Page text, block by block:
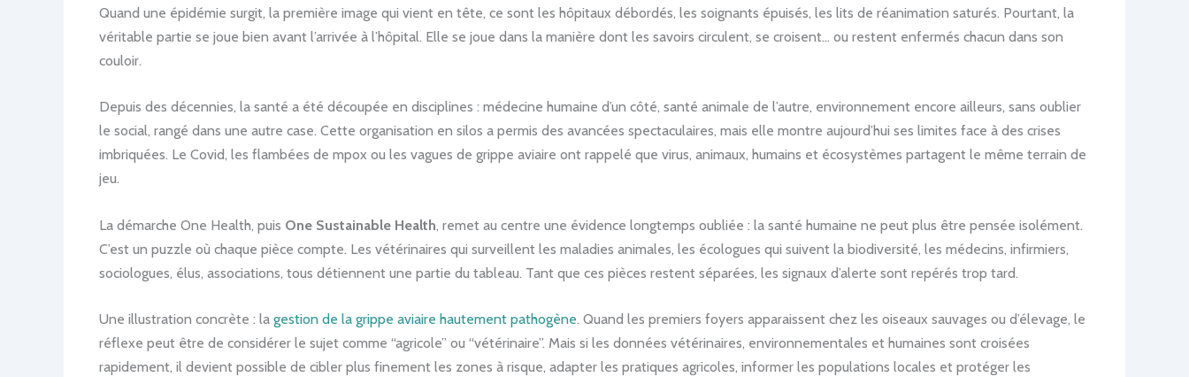
Quand une épidémie surgit, la première image qui vient en tête, ce sont les hôpitaux débordés, les soignants épuisés, les lits de réanimation saturés. Pourtant, la
véritable partie se joue bien avant l’arrivée à l’hôpital. Elle se joue dans la manière dont les savoirs circulent, se croisent… ou restent enfermés chacun dans son
couloir.
Depuis des décennies, la santé a été découpée en disciplines : médecine humaine d’un côté, santé animale de l’autre, environnement encore ailleurs, sans oublier
le social, rangé dans une autre case. Cette organisation en silos a permis des avancées spectaculaires, mais elle montre aujourd’hui ses limites face à des crises
imbriquées. Le Covid, les flambées de mpox ou les vagues de grippe aviaire ont rappelé que virus, animaux, humains et écosystèmes partagent le même terrain de
jeu.
La démarche One Health, puis One Sustainable Health, remet au centre une évidence longtemps oubliée : la santé humaine ne peut plus être pensée isolément.
C’est un puzzle où chaque pièce compte. Les vétérinaires qui surveillent les maladies animales, les écologues qui suivent la biodiversité, les médecins, infirmiers,
sociologues, élus, associations, tous détiennent une partie du tableau. Tant que ces pièces restent séparées, les signaux d’alerte sont repérés trop tard.
Une illustration concrète : la gestion de la grippe aviaire hautement pathogène. Quand les premiers foyers apparaissent chez les oiseaux sauvages ou d’élevage, le
réflexe peut être de considérer le sujet comme “agricole” ou “vétérinaire”. Mais si les données vétérinaires, environnementales et humaines sont croisées
rapidement, il devient possible de cibler plus finement les zones à risque, adapter les pratiques agricoles, informer les populations locales et protéger les